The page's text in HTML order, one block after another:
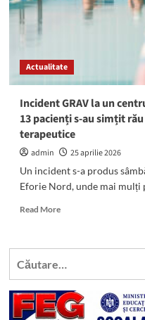
Actualitate
Incident GRAV la un
13 pacienți s-au simțit
terapeutice
admin
25 aprilie 2026
Un incident s-a produs
Eforie Nord, unde mai mulți
Read MoreRead
Incident
centru
de
Caută